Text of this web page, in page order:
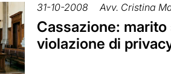
31-10-2008 Avv. Cristina
Cassazione:
violazione di